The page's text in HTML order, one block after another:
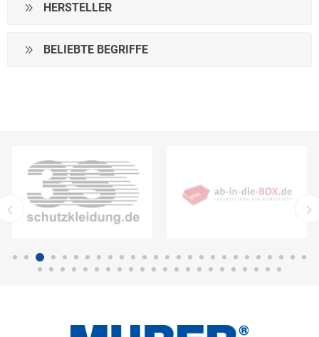
HERSTELLER
BELIEBTE BEGRIFFE